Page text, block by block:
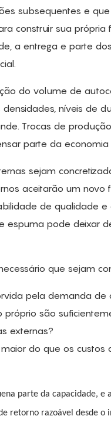
subsequentes e
construir sua
a entrega e parte
do volume de
níveis de
Trocas de
parte da
sejam
aceitarão um
de qualidade
espuma pode deixar
que sejam
pela demanda de
são
externas?
do que os
parte da capacidade,
retorno razoável desde o